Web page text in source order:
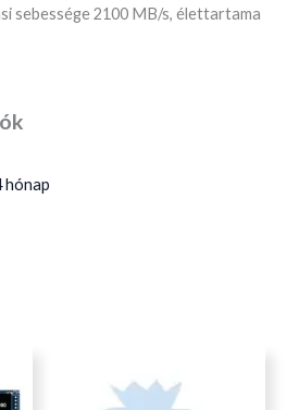
sebessége 2100 MB/s, élettartama
hónap